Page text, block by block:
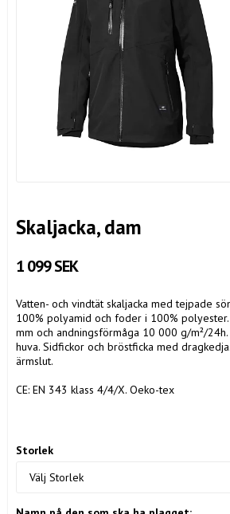
Skaljacka, dam
1 099 SEK
Vatten- och vindtät skaljacka med tejpade
100% polyamid och foder i 100%
mm och andningsförmåga 10 000 g/m²/
huva. Sidfickor och bröstficka med
ärmslut.
CE: EN 343 klass 4/4/X. Oeko-tex
Storlek